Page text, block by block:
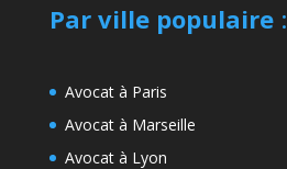
Par ville populaire:
Avocat à Paris
Avocat à Marseille
Avocat à Lyon